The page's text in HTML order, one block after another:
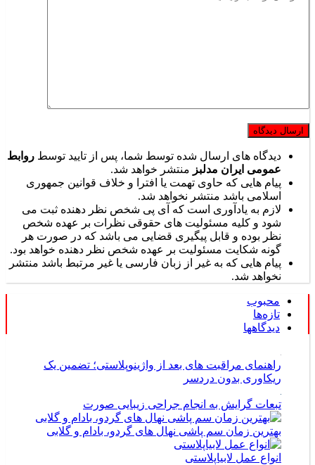
دیدگاه های ارسال شده توسط شما، پس از تایید توسط روابط
عمومی ایران مدلبز منتشر خواهد شد.
پیام هایی که حاوی تهمت یا افترا و خلاف قوانین جمهوری
اسلامی باشد منتشر نخواهد شد.
لازم به یادآوری است که آی پی شخص نظر دهنده ثبت می
شود و کلیه مسئولیت های حقوقی نظرات بر عهده شخص
نظر بوده و قابل پیگیری قضایی می باشد که در صورت هر
گونه شکایت مسئولیت بر عهده شخص نظر دهنده خواهد بود.
پیام هایی که به غیر از زبان فارسی یا غیر مرتبط باشد منتشر
نخواهد شد.
محبوب
تازه‌ها
دیدگاهها
راهنمای مراقبت های بعد از واژینوپلاستی؛ تضمین یک
ریکاوری بدون دردسر
تبعات گرایش به انجام جراحی زیبایی صورت
بهترین زمان سم پاشی نهال های گردو، بادام و گلابی
انواع عمل لابیاپلاستی